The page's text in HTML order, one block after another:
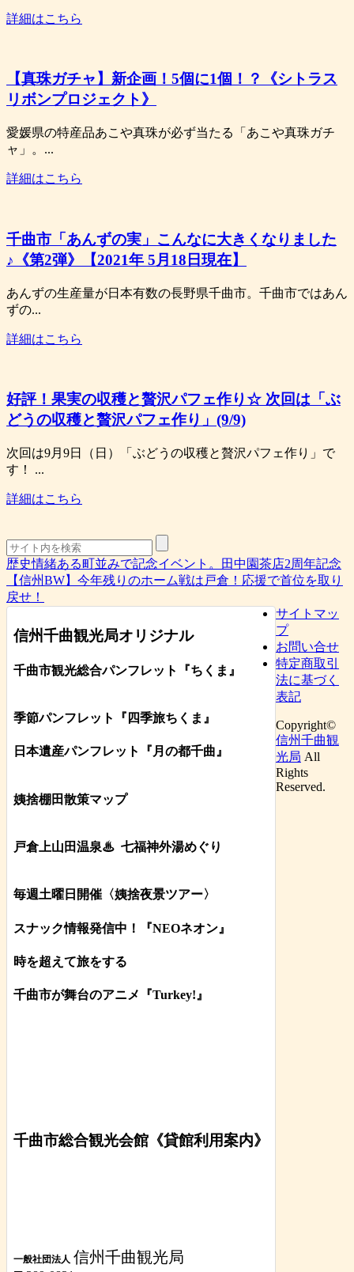
詳細はこちら
【真珠ガチャ】新企画！5個に1個！？《シトラス
リボンプロジェクト》
愛媛県の特産品あこや真珠が必ず当たる「あこや真珠ガチ
ャ」。...
詳細はこちら
千曲市「あんずの実」こんなに大きくなりました
♪《第2弾》【2021年 5月18日現在】
あんずの生産量が日本有数の長野県千曲市。千曲市ではあん
ずの...
詳細はこちら
好評！果実の収穫と贅沢パフェ作り☆ 次回は「ぶ
どうの収穫と贅沢パフェ作り」(9/9)
次回は9月9日（日）「ぶどうの収穫と贅沢パフェ作り」で
す！ ...
詳細はこちら
歴史情緒ある町並みで記念イベント。田中園茶店2周年記念
【信州BW】今年残りのホーム戦は戸倉！応援で首位を取り
戻せ！
信州千曲観光局オリジナル
千曲市観光総合パンフレット 『ちくま 』
季節パンフレット『四季旅ちくま』
日本遺産パンフレット 『月の都千曲』
姨捨棚田散策マップ
戸倉上山田温泉♨ 七福神外湯めぐり
毎週土曜日開催〈姨捨夜景ツアー〉
スナック情報発信中！『NEOネオン』
時を超えて旅をする
千曲市が舞台のアニメ『Turkey!』
千曲市総合観光会館《貸館利用案内》
一般社団法人 信州千曲観光局
サイトマッ
プ
お問い合せ
特定商取引
法に基づく
表記
Copyright©
信州千曲観
光局 All
Rights
Reserved.